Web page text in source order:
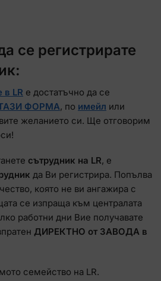
се регистрирате
в LR е достатъчно да се
ФОРМА, по имейл или
желанието си. Ще отговорим
сътрудник на LR, е
да Ви регистрира. Попълва
която не ви ангажира с
се изпраща към централата
работни дни Вие получавате
ДИРЕКТНО от ЗАВОДА в
семейство на LR.